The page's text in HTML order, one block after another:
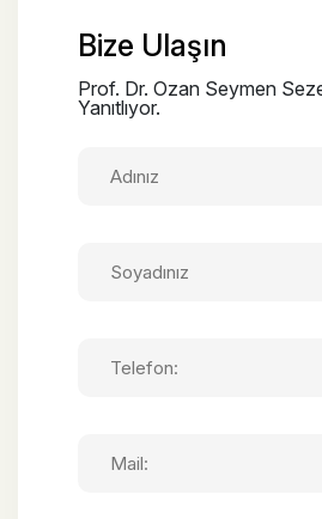
Bize Ulaşın
Prof. Dr. Ozan Seymen
Yanıtlıyor.